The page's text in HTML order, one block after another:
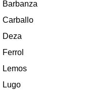
Barbanza
Carballo
Deza
Ferrol
Lemos
Lugo